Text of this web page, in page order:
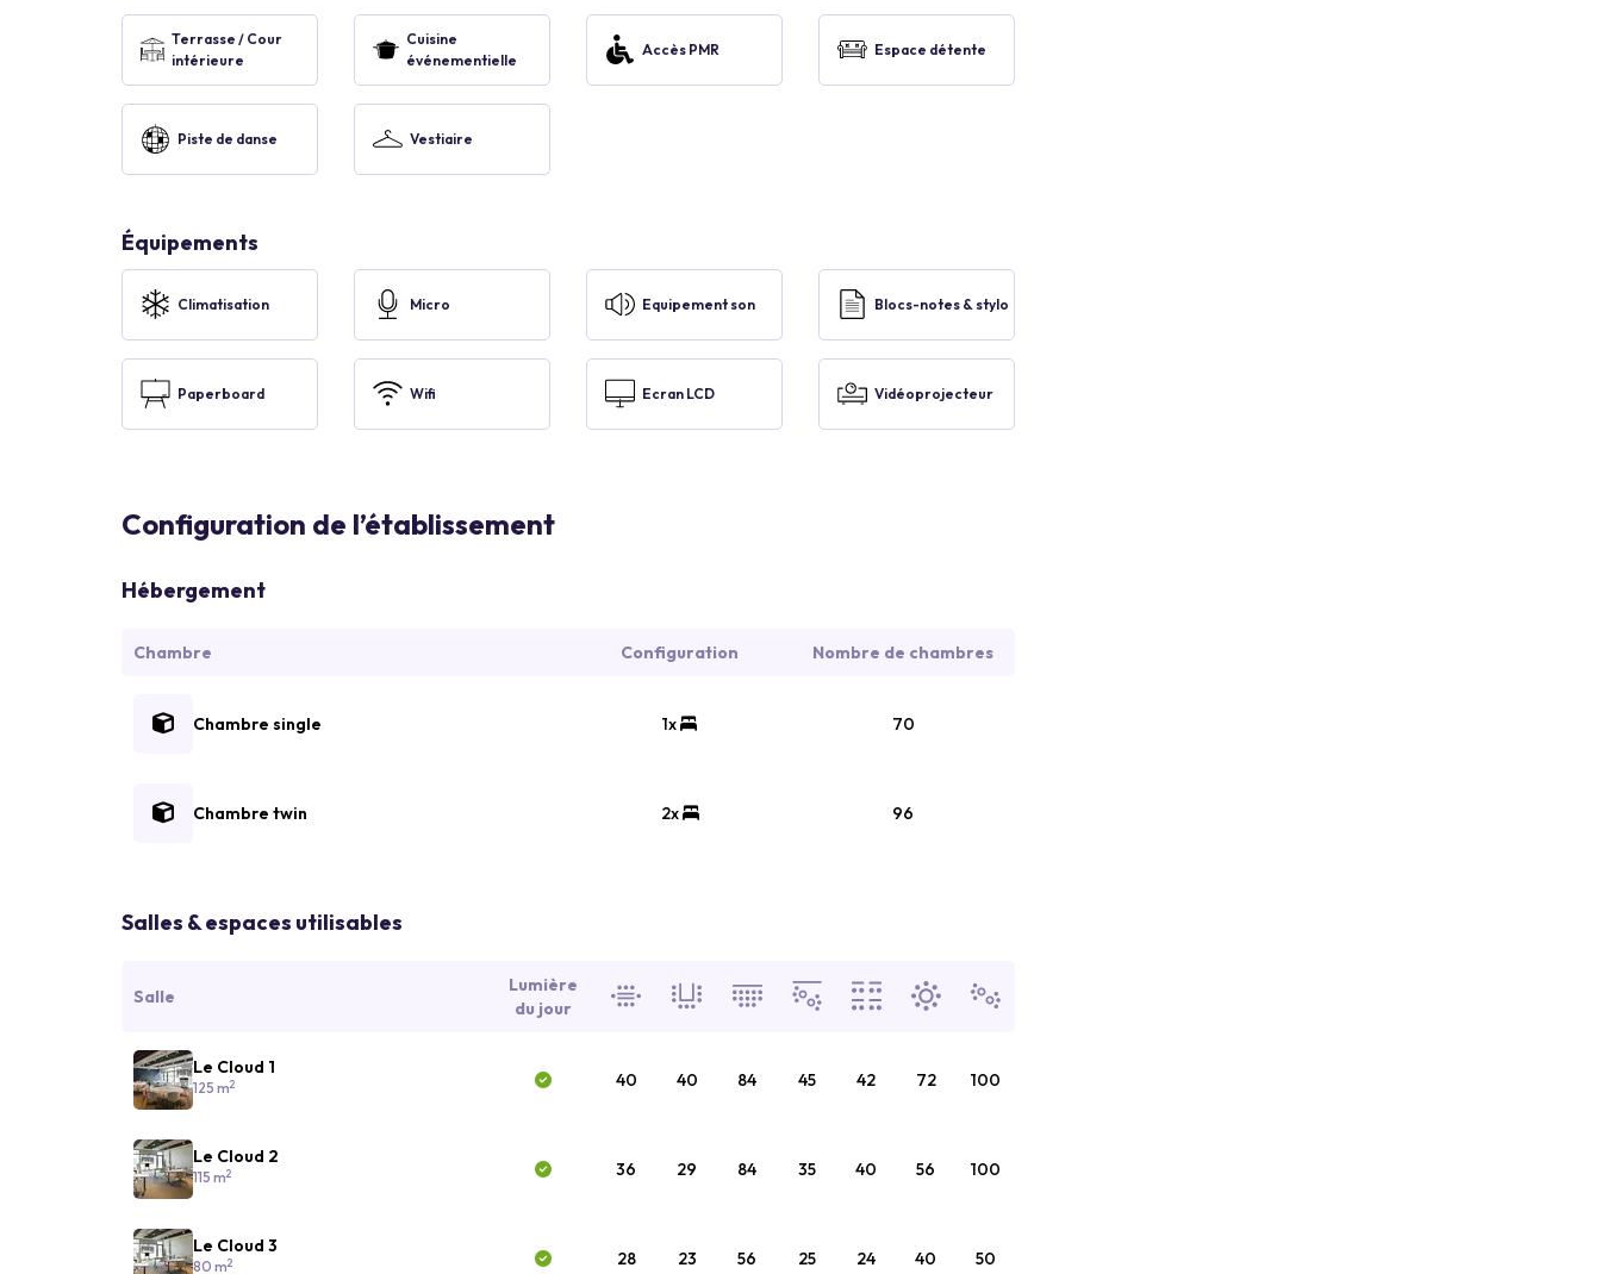
Terrasse / Cour
intérieure
Cuisine
événementielle
Accès PMR Espace détente
Piste de danse Vestiaire
Équipements
Climatisation Micro Equipement son Blocs-notes & stylo
Paperboard Wifi Ecran LCD Vidéoprojecteur
Configuration de l’établissement
Hébergement
Chambre Configuration Nombre de chambres
Chambre single 1x 70
Chambre twin 2x 96
Salles & espaces utilisables
Salle
Lumière
du jour
Le Cloud 1
125 m2 40 40 84 45 42 72 100
Le Cloud 2
115 m2 36 29 84 35 40 56 100
Le Cloud 3
80 m2 28 23 56 25 24 40 50